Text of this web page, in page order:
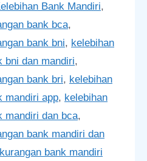
Bank Mandiri,
bank bca,
bank bni, kelebihan
bni dan mandiri,
bank bri, kelebihan
mandiri app, kelebihan
mandiri dan bca,
bank mandiri dan
bank mandiri